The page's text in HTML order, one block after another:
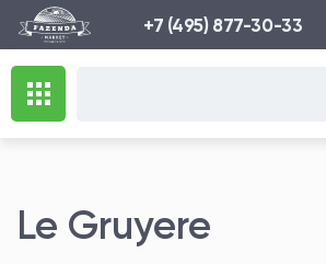
+7 (495) 877-30-33
Le Gruyere